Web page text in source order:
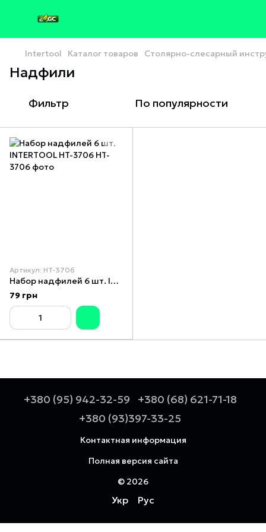
Intertool Каталог товаров Столярно-слесарный
Надфили
Фильтр По популярности
Артикул: HT-3706
Набор надфилей 6 шт. INTERTOOL HT-3706
79 грн
+380 (95) 942-32-59
+380 (68) 621-71-18
+380 (93)397-33-25
Контактная информация
Полная версия сайта
© 2026
Укр Рус